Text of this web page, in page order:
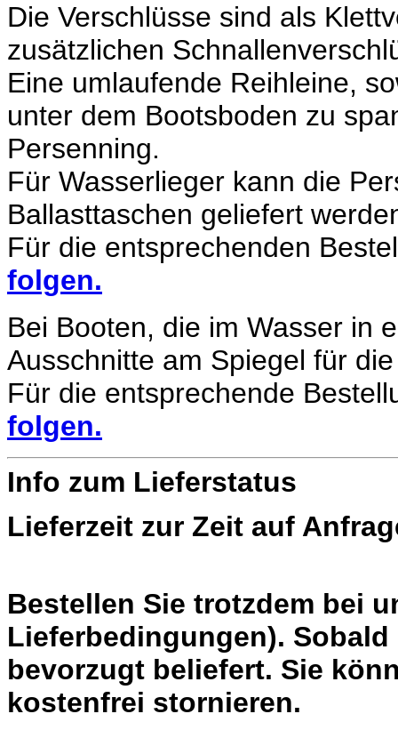
Die Verschlüsse sind als
zusätzlichen
Eine umlaufende Reihleine,
unter dem Bootsboden zu
Persenning.
Für Wasserlieger kann die
Ballasttaschen geliefert
Für die entsprechenden
folgen.
Bei Booten, die im Wasser in
Ausschnitte am Spiegel für
Für die entsprechende
folgen.
Info zum Lieferstatus
Lieferzeit zur Zeit auf
Bestellen Sie trotzdem bei
Lieferbedingungen).
bevorzugt beliefert. Sie
kostenfrei stornieren.